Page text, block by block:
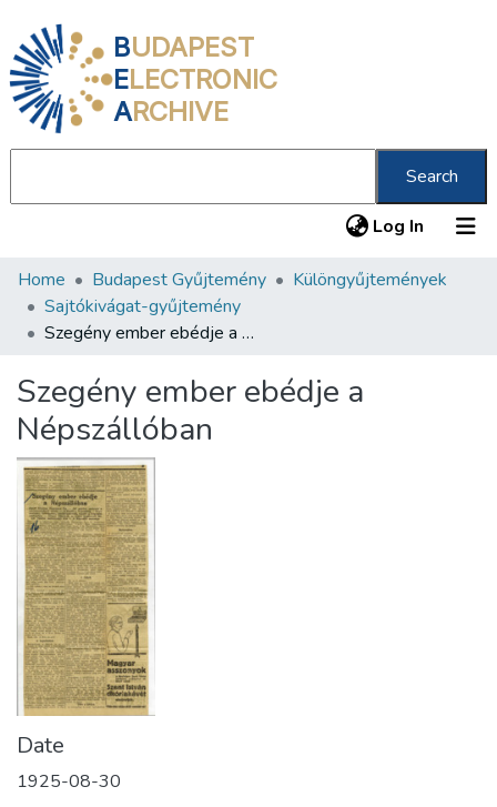
BUDAPEST
ELECTRONIC
ARCHIVE
Search
Log In (current)
Communities & Collections
All of DSpace
About us
Home Budapest Gyűjtemény
Különgyűjtemények
Sajtókivágat-gyűjtemény
Szegény ember ebédje a Népszállóban
Szegény ember ebédje a
Népszállóban
Date
1925-08-30